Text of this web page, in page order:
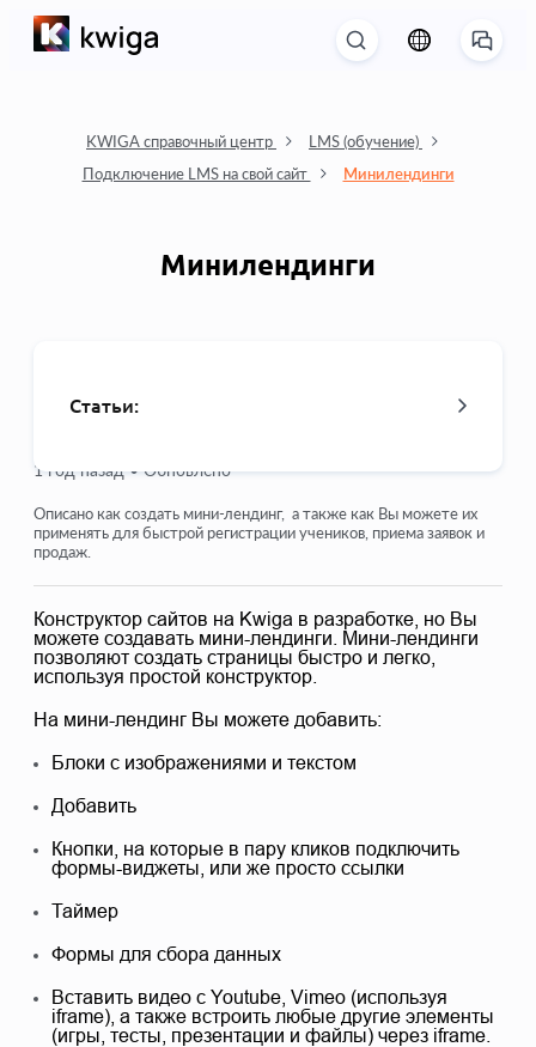
KWIGA справочный центр
LMS (обучение)
Подключение LMS на свой сайт
Минилендинги
Минилендинги
Статьи:
Форма захвата контактов
Как добавить код виджета на сайт
Минилендинги
Добавление формы-заявки (виджета) на страницу
Sendpulse
Добавление формы-заявки (виджета) на страницу Wix
Отображение программы курса на вашем сайте
Добавление онлайн-чата для учеников на платформу
Kwiga
Посмотреть еще
1 год назад • Обновлено
Описано как создать мини-лендинг, а также как Вы можете их
применять для быстрой регистрации учеников, приема заявок и
продаж.
Конструктор сайтов на Kwiga в разработке, но Вы
можете создавать мини-лендинги. Мини-лендинги
позволяют создать страницы быстро и легко,
используя простой конструктор.
На мини-лендинг Вы можете добавить:
Блоки с изображениями и текстом
Добавить
Кнопки, на которые в пару кликов подключить
формы-виджеты, или же просто ссылки
Таймер
Формы для сбора данных
Вставить видео с Youtube, Vimeo (используя
iframe), а также встроить любые другие элементы
(игры, тесты, презентации и файлы) через iframe.